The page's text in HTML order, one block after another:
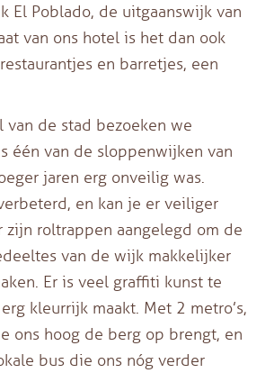
El Poblado, de uitgaanswijk van
van ons hotel is het dan ook
en barretjes, een
van de stad bezoeken we
één van de sloppenwijken van
jaren erg onveilig was.
en kan je er veiliger
zijn roltrappen aangelegd om de
van de wijk makkelijker
Er is veel graffiti kunst te
kleurrijk maakt. Met 2 metro’s,
ons hoog de berg op brengt, en
bus die ons nóg verder